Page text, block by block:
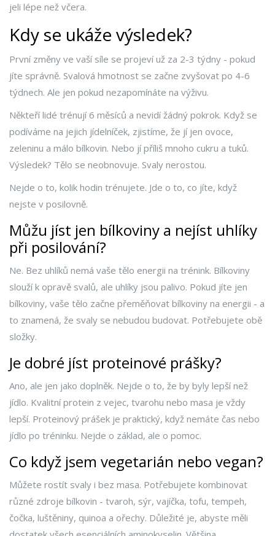
jeli lépe než včera.
Kdy se ukáže výsledek?
První změny ve vaší síle se projeví už za 2-3 týdny - pokud
jíte správně. Svalová hmotnost se začne zvyšovat po 4-6
týdnech. Ale jen pokud nezapomínáte na výživu.
Někteří lidé trénují 6 měsíců a nevidí žádný pokrok. Když se
podíváme na jejich jídelníček, zjistíme, že jí jen ovoce,
zeleninu a málo bílkovin. Nebo jí příliš mnoho cukru a tuků.
Výsledek? Tělo se neobnovuje. Svaly nerostou.
Nejde o to, kolik hodin trénujete. Jde o to, co jíte, když
nejste v posilovně.
Můžu jíst jen bílkoviny a nejíst uhlíky
při posilování?
Ne. Bez uhlíků nemá vaše tělo energii na trénink. Bílkoviny
slouží k opravě svalů, ale uhlíky jsou palivo. Pokud jíte jen
bílkoviny, vaše tělo začne přeměňovat bílkoviny na energii - a
to znamená, že svaly se nebudou budovat. Potřebujete obě
složky.
Je dobré jíst proteinové prášky?
Ano, ale jen jako doplněk. Nejde o to, že by byly lepší než
jídlo. Kvalitní protein z vejec, tvarohu nebo masa je vždy
lepší. Proteinový prášek je praktický, když nemáte čas nebo
jídlo po tréninku. Nejde o základ, ale o pomoc.
Co když jsem vegetarián nebo vegan?
Můžete rostít svaly i bez masa. Potřebujete kombinovat
různé zdroje bílkovin - tvaroh, sýr, vajíčka, tofu, tempeh,
čočka, luštěniny, quinoa a ořechy. Důležité je, abyste měli